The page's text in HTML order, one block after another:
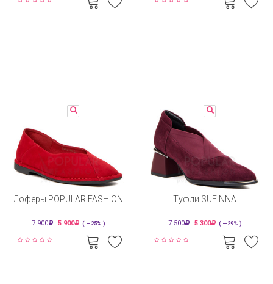
Лоферы POPULAR FASHION
7 900 5 900 ( —25% )
Туфли SUFINNA
7 500 5 300 ( —29% )